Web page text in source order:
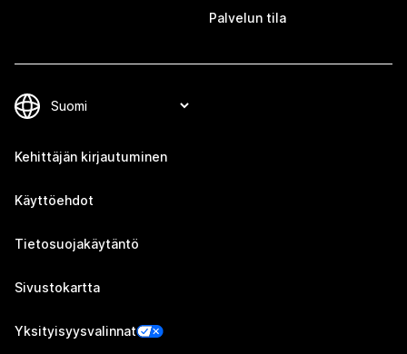
Palvelun tila
Kehittäjän kirjautuminen
Käyttöehdot
Tietosuojakäytäntö
Sivustokartta
Yksityisyysvalinnat